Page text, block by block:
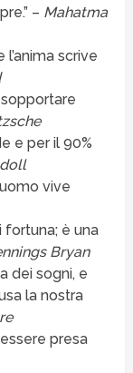
– Mahatma
l’anima scrive
e per il 90%
vive
fortuna; è una
Bryan
dei sogni, e
la nostra
presa